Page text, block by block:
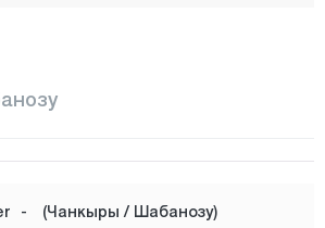
- (Чанкыры / Шабанозу)